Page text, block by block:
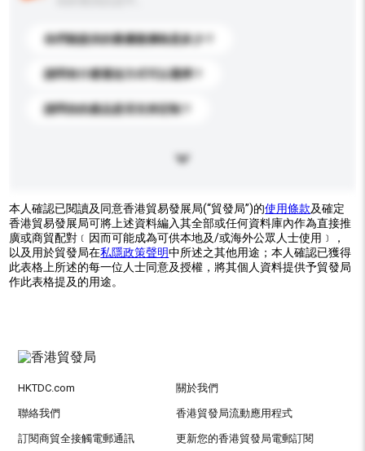
你們能提供的最優惠價格是多少？
請問有什麼運送方式可以選擇？
請問你的產品是否支持定制？
本人確認已閱讀及同意香港貿易發展局(“貿發局”)的使用條款及確定
香港貿易發展局可將上述資料編入其全部或任何資料庫內作為直接推
廣或商貿配對﹝因而可能成為可供本地及/或海外公眾人士使用﹞，
以及用於貿發局在私隱政策聲明中所述之其他用途；本人確認已獲得
此表格上所述的每一位人士同意及授權，將其個人資料提供予貿發局
作此表格提及的用途。
HKTDC.com 關於我們
聯絡我們 香港貿發局流動應用程式
訂閱商貿全接觸電郵通訊 更新您的香港貿發局電郵訂閱